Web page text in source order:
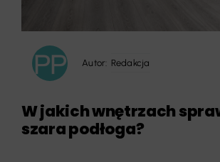
Autor: Redakcja
W jakich wnętrzach
szara podłoga?